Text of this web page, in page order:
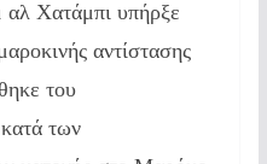
Χατάμπι υπήρξε
αντίστασης
του
των